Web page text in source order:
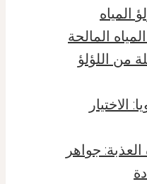
المياه
المالحة
من اللؤلؤ
الاختيار
العذبة: جواهر